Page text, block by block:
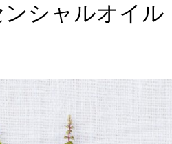
シャルオイル